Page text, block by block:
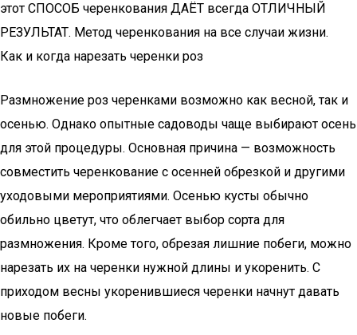
этот СПОСОБ черенкования ДАЁТ всегда ОТЛИЧНЫЙ
РЕЗУЛЬТАТ. Метод черенкования на все случаи жизни.
Как и когда нарезать черенки роз
Размножение роз черенками возможно как весной, так и
осенью. Однако опытные садоводы чаще выбирают осень
для этой процедуры. Основная причина — возможность
совместить черенкование с осенней обрезкой и другими
уходовыми мероприятиями. Осенью кусты обычно
обильно цветут, что облегчает выбор сорта для
размножения. Кроме того, обрезая лишние побеги, можно
нарезать их на черенки нужной длины и укоренить. С
приходом весны укоренившиеся черенки начнут давать
новые побеги.